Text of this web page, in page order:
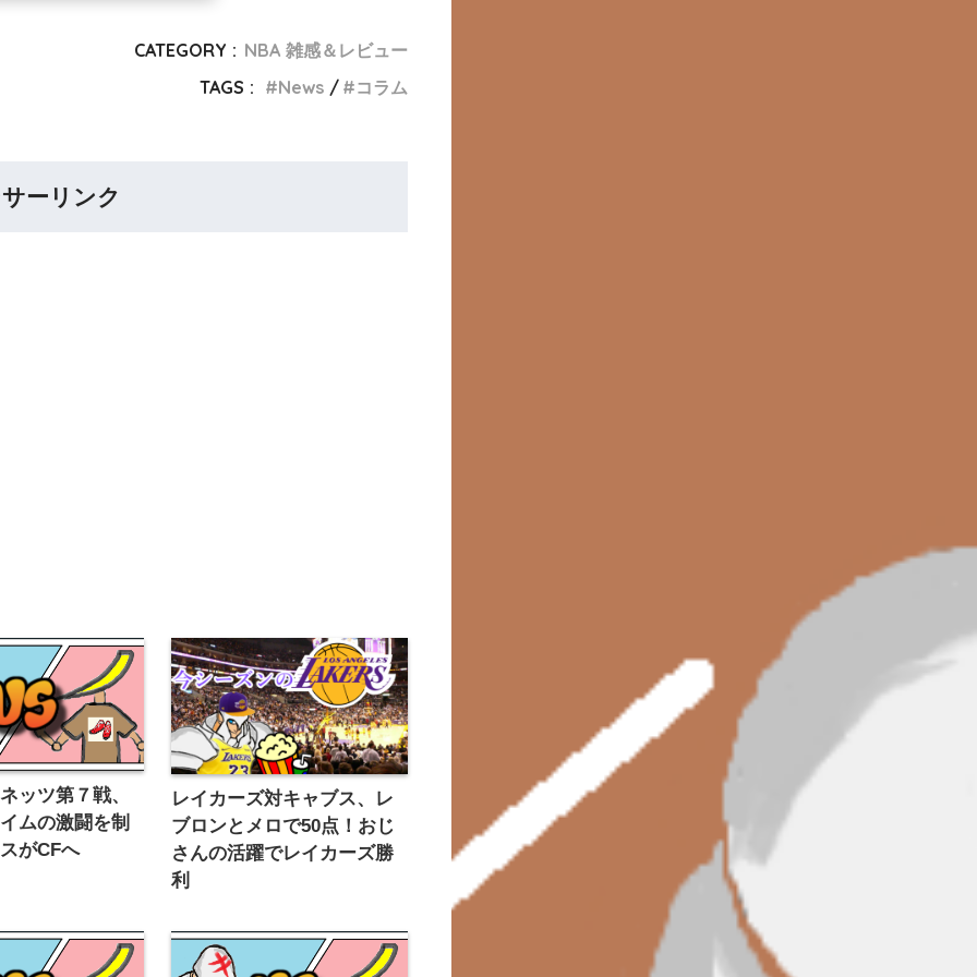
CATEGORY : NBA 雑感＆レビュー
TAGS :
News コラム
ーリンク
ッツ第７戦、
ムの激闘を制
がCFへ
レイカーズ対キャブス、レ
ブロンとメロで50点！おじ
さんの活躍でレイカーズ勝
利